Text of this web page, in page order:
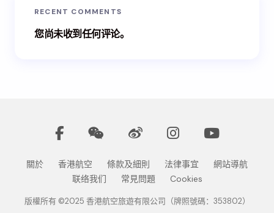
RECENT COMMENTS
您尚未收到任何评论。
關於 香港航空 條款及細則 法律事宜
網站導航
联络我们
常見問題 Cookies
版權所有 ©2025 香港航空旅遊有限公司（牌照號碼：353802）